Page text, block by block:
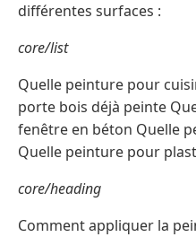
différentes surfaces :
core/list
Quelle peinture pour
porte bois déjà peinte
fenêtre en béton Quelle
Quelle peinture pour
core/heading
Comment appliquer la